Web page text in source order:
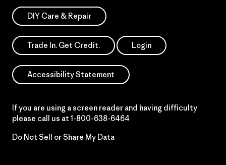
DIY Care & Repair
Trade In. Get Credit. Login
Accessibility Statement
If you are using a screen reader and having difficulty
please call us at 1-800-638-6464
Do Not Sell or Share My Data